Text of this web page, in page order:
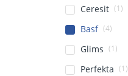
Ceresit (1)
Basf (4)
Glims (1)
Perfekta (1)